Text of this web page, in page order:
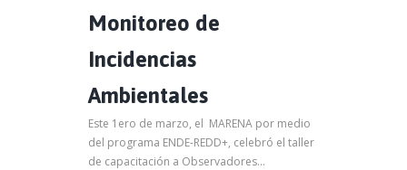
Monitoreo de
Incidencias
Ambientales
Este 1ero de marzo, el MARENA por medio
del programa ENDE-REDD+, celebró el taller
de capacitación a Observadores...